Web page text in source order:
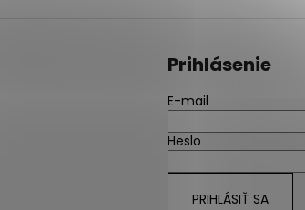
Prihlásenie
E-mail
Heslo
PRIHLÁSIŤ SA